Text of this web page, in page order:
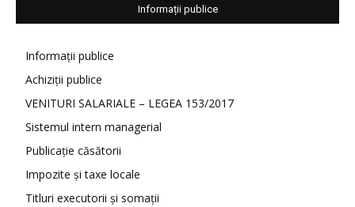
Informații publice
Informații publice
Achiziții publice
VENITURI SALARIALE – LEGEA 153/2017
Sistemul intern managerial
Publicație căsătorii
Impozite și taxe locale
Titluri executorii și somații